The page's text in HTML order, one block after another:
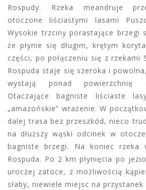
Rospudy. Rzeka meandruje
otoczone liściastymi lasami
Wysokie trzciny porastające brzegi
że płynie się długim, krętym
części, po połączeniu się z rzekami
Rospuda staje się szeroka i
wystają ponad powierzchnię
Otaczające bagniste liściaste
„amazońskie” wrażenie. W
dalej trasa bez przeszkód, nieco
na dłuższy wąski odcinek w
bagniste brzegi. Na koniec rzeka
Rospuda. Po 2 km płynięcia po
uroczej zatoce, z możliwością
słaby, niewiele miejsc na